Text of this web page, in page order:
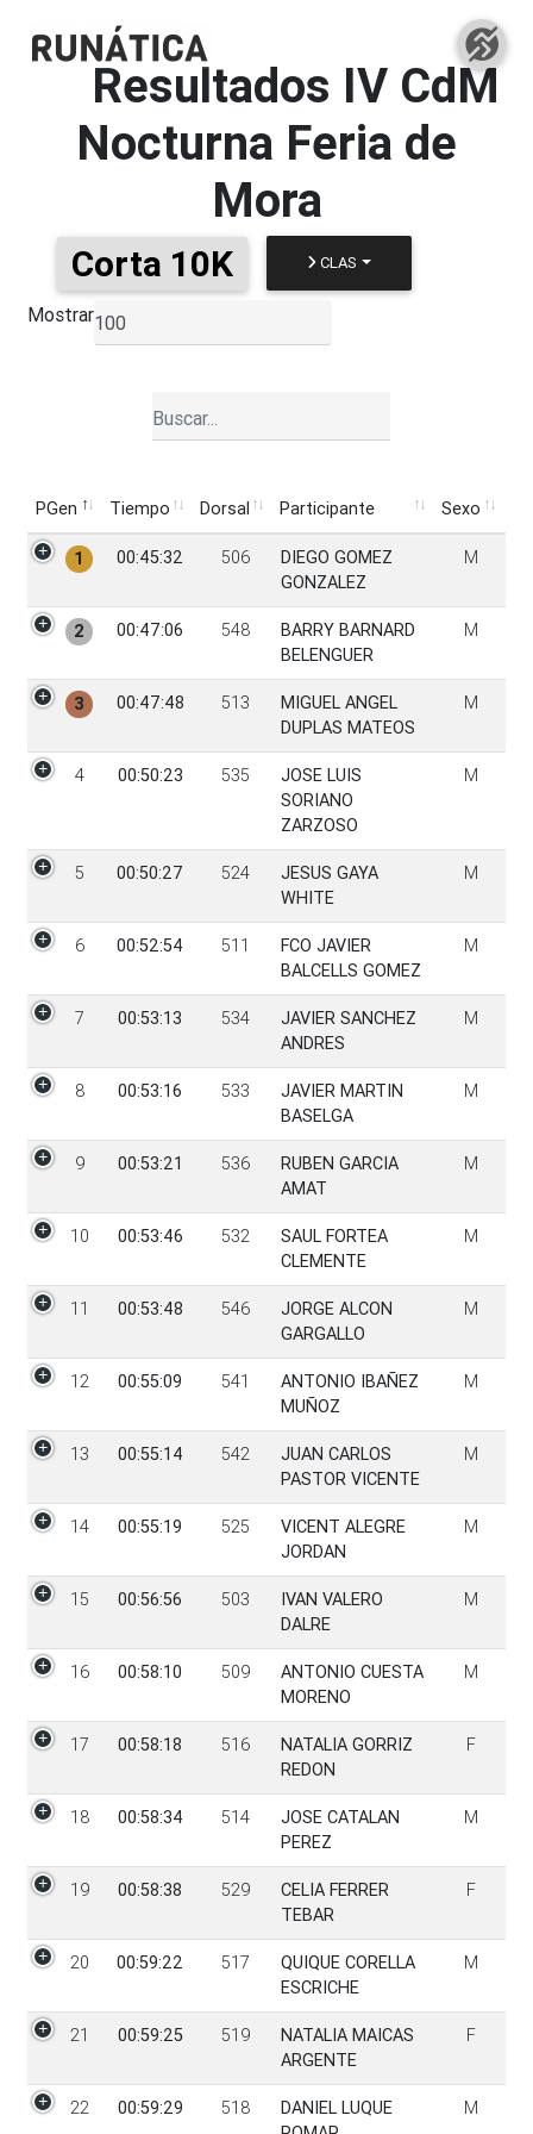
Resultados IV CdM
Nocturna Feria de
Mora
Corta 10K CLAS
Mostrar
PGen Tiempo Dorsal Participante
Sexo
PGen
Tiempo Dorsal Participante Sexo
1 00:45:32 506
DIEGO GOMEZ
GONZALEZ
M
2 00:47:06 548
BARRY BARNARD
BELENGUER
M
3 00:47:48 513
MIGUEL ANGEL
DUPLAS MATEOS
M
4 00:50:23 535
JOSE LUIS
SORIANO
ZARZOSO
M
5 00:50:27 524
JESUS GAYA
WHITE
M
6 00:52:54 511
FCO JAVIER
BALCELLS GOMEZ
M
7 00:53:13 534
JAVIER SANCHEZ
ANDRES
M
8 00:53:16 533
JAVIER MARTIN
BASELGA
M
9 00:53:21 536
RUBEN GARCIA
AMAT
M
10 00:53:46 532
SAUL FORTEA
CLEMENTE
M
11 00:53:48 546
JORGE ALCON
GARGALLO
M
12 00:55:09 541
ANTONIO IBAÑEZ
MUÑOZ
M
13 00:55:14 542
JUAN CARLOS
PASTOR VICENTE
M
14 00:55:19 525
VICENT ALEGRE
JORDAN
M
15 00:56:56 503
IVAN VALERO
DALRE
M
16 00:58:10 509
ANTONIO CUESTA
MORENO
M
17 00:58:18 516
NATALIA GORRIZ
REDON
F
18 00:58:34 514
JOSE CATALAN
PEREZ
M
19 00:58:38 529
CELIA FERRER
TEBAR
F
20 00:59:22 517
QUIQUE CORELLA
ESCRICHE
M
21 00:59:25 519
NATALIA MAICAS
ARGENTE
F
22 00:59:29 518
DANIEL LUQUE
M